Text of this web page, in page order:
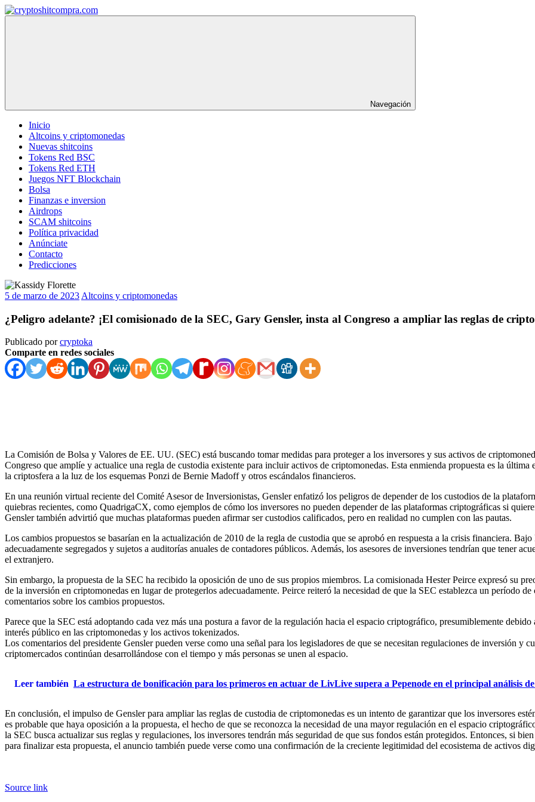
Saltar
al
Navegación
Inicio
Altcoins y criptomonedas
Nuevas shitcoins
Tokens Red BSC
Tokens Red ETH
Juegos NFT Blockchain
Bolsa
Finanzas e inversion
Airdrops
SCAM shitcoins
Política privacidad
Anúnciate
Contacto
Predicciones
5 de marzo de 2023 Altcoins y criptomonedas
¿Peligro adelante? ¡El comisionado de la SEC, Gary Gensler, insta al Congreso a ampliar las reglas de
Publicado porcryptoka
Comparte en redes sociales
La Comisión de Bolsa y Valores de EE. UU. (SEC) está buscando tomar medidas para proteger a los inversores y sus activos de
Congreso que amplíe y actualice una regla de custodia existente para incluir activos de criptomonedas. Esta enmienda propuesta es la
la criptosfera a la luz de los esquemas Ponzi de Bernie Madoff y otros escándalos financieros.
En una reunión virtual reciente del Comité Asesor de Inversionistas, Gensler enfatizó los peligros de depender de los custodios de la
quiebras recientes, como QuadrigaCX, como ejemplos de cómo los inversores no pueden depender de las plataformas criptográficas si
Gensler también advirtió que muchas plataformas pueden afirmar ser custodios calificados, pero en realidad no cumplen con las pautas.
Los cambios propuestos se basarían en la actualización de 2010 de la regla de custodia que se aprobó en respuesta a la crisis financiera.
adecuadamente segregados y sujetos a auditorías anuales de contadores públicos. Además, los asesores de inversiones tendrían que tener
el extranjero.
Sin embargo, la propuesta de la SEC ha recibido la oposición de uno de sus propios miembros. La comisionada Hester Peirce expresó su
de la inversión en criptomonedas en lugar de protegerlos adecuadamente. Peirce reiteró la necesidad de que la SEC establezca un período
comentarios sobre los cambios propuestos.
Parece que la SEC está adoptando cada vez más una postura a favor de la regulación hacia el espacio criptográfico, presumiblemente
interés público en las criptomonedas y los activos tokenizados.
Los comentarios del presidente Gensler pueden verse como una señal para los legisladores de que se necesitan regulaciones de inversión y
criptomercados continúan desarrollándose con el tiempo y más personas se unen al espacio.
Leer también La estructura de bonificación para los primeros en actuar de LivLive supera a Pepenode en el principal análisis
En conclusión, el impulso de Gensler para ampliar las reglas de custodia de criptomonedas es un intento de garantizar que los inversores
es probable que haya oposición a la propuesta, el hecho de que se reconozca la necesidad de una mayor regulación en el espacio
la SEC busca actualizar sus reglas y regulaciones, los inversores tendrán más seguridad de que sus fondos están protegidos. Entonces, si
para finalizar esta propuesta, el anuncio también puede verse como una confirmación de la creciente legitimidad del ecosistema de activos
Source link